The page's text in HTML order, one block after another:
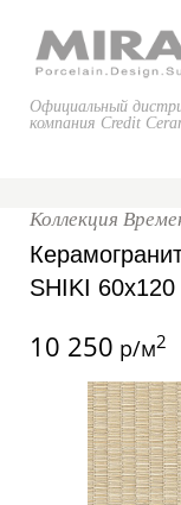
Официальный
компания Credit
Коллекция
SHIKI 60x120
10 250 р/м2